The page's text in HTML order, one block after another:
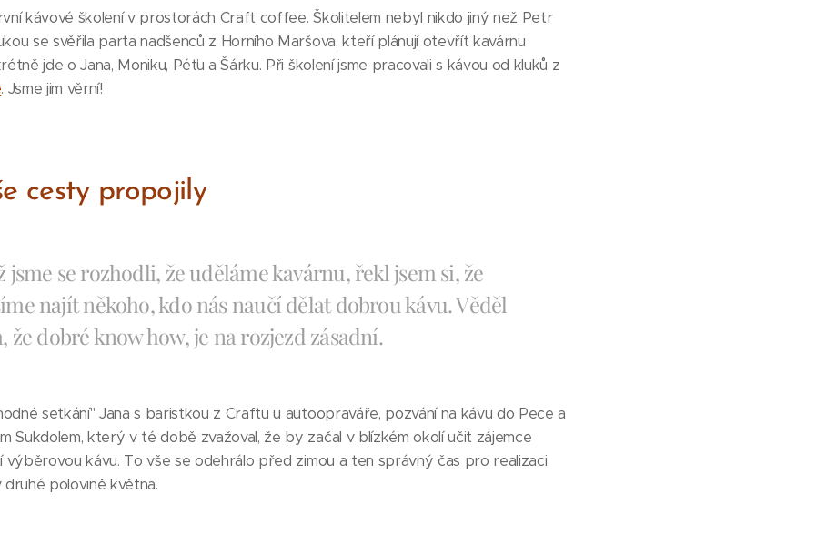
kávové školení v prostorách Craft coffee. Školitelem nebyl nikdo jiný než Petr
se svěřila parta nadšenců z Horního Maršova, kteří plánují otevřít kavárnu
jde o Jana, Moniku, Péťu a Šárku. Při školení jsme pracovali s kávou od kluků z
. Jsme jim věrní!
cesty propojily
jsme se rozhodli, že uděláme kavárnu, řekl jsem si, že
najít někoho, kdo nás naučí dělat dobrou kávu. Věděl
že dobré know how, je na rozjezd zásadní.
setkání" Jana s baristkou z Craftu u autoopraváře, pozvání na kávu do Pece a
Sukdolem, který v té době zvažoval, že by začal v blízkém okolí učit zájemce
výběrovou kávu. To vše se odehrálo před zimou a ten správný čas pro realizaci
polovině května.